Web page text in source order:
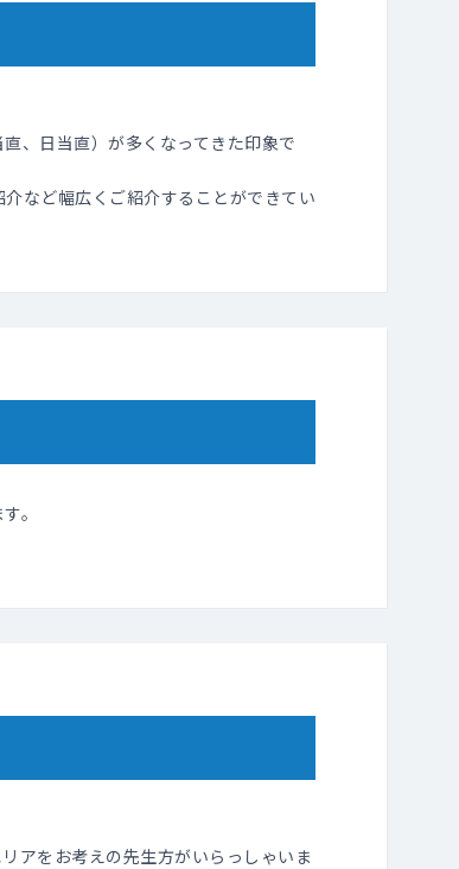
、日当直）が多くなってきた印象で
など幅広くご紹介することができてい
。
アをお考えの先生方がいらっしゃいま